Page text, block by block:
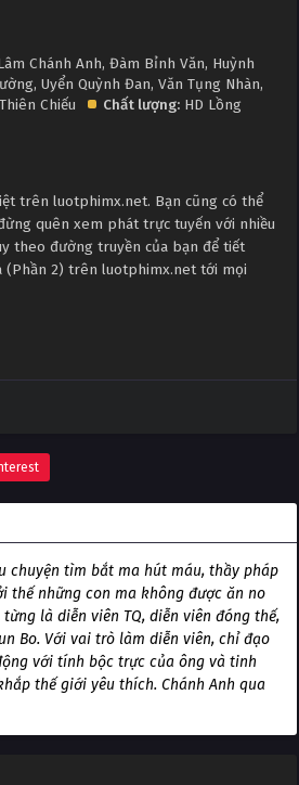
Chánh Anh, Đàm Bỉnh Văn, Huỳnh
, Uyển Quỳnh Đan, Văn Tụng Nhàn,
Chiếu
Chất lượng:HD Lồng
trên luotphimx.net. Bạn cũng có thể
quên xem phát trực tuyến với nhiều
theo đường truyền của bạn để tiết
(Phần 2) trên luotphimx.net tới mọi
chuyện tìm bắt ma hút máu, thầy pháp
thế những con ma không được ăn no
là diễn viên TQ, diễn viên đóng thế,
Bo. Với vai trò làm diễn viên, chỉ đạo
với tính bộc trực của ông và tinh
thế giới yêu thích. Chánh Anh qua